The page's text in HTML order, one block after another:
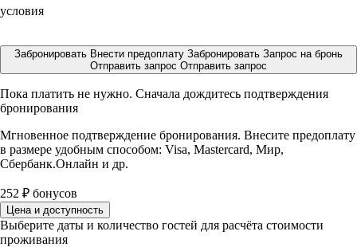
условия
Забронировать Внести предоплату Забронировать Запрос на бронь
Отправить запрос Отправить запрос
Пока платить не нужно. Сначала дождитесь подтверждения
бронирования
Мгновенное подтверждение бронирования. Внесите предоплату
в размере удобным способом: Visa, Mastercard, Мир,
Сбербанк.Онлайн и др.
252 ₽ бонусов
Цена и доступность
Выберите даты и количество гостей для расчёта стоимости
проживания